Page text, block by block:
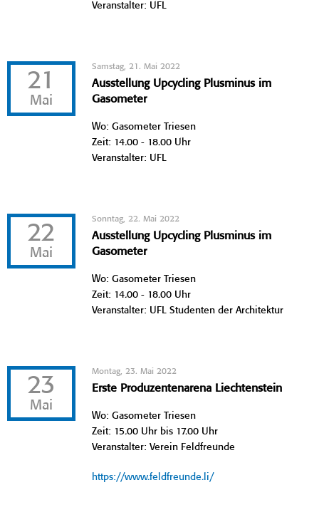
Veranstalter: UFL
21
Mai
Samstag, 21. Mai 2022
Ausstellung Upcycling Plusminus im
Gasometer
Wo: Gasometer Triesen
Zeit: 14.00 - 18.00 Uhr
Veranstalter: UFL
22
Mai
Sonntag, 22. Mai 2022
Ausstellung Upcycling Plusminus im
Gasometer
Wo: Gasometer Triesen
Zeit: 14.00 - 18.00 Uhr
Veranstalter: UFL Studenten der Architektur
23
Mai
Montag, 23. Mai 2022
Erste Produzentenarena Liechtenstein
Wo: Gasometer Triesen
Zeit: 15.00 Uhr bis 17.00 Uhr
Veranstalter: Verein Feldfreunde
https://www.feldfreunde.li/